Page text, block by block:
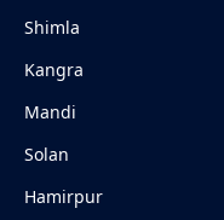
Shimla
Kangra
Mandi
Solan
Hamirpur